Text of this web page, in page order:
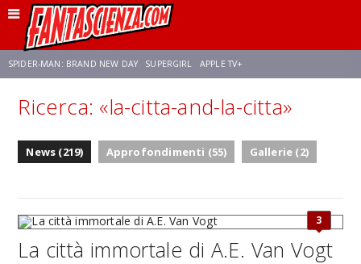
SPIDER-MAN: BRAND NEW DAY SUPERGIRL APPLE TV+
FRANCO RICCIARDIELLO ZENDAYA AVENGERS: DOOMSDAY STAR TREK
Ricerca: «la-citta-and-la-citta»
News (219) Approfondimenti (55) Gallerie (2)
3
La città immortale di A.E. Van Vogt